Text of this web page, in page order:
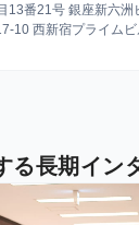
13番21号 銀座新六
10 西新宿プライムビ
る長期イン